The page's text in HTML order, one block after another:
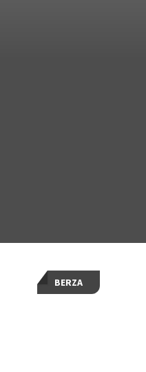
BERZA